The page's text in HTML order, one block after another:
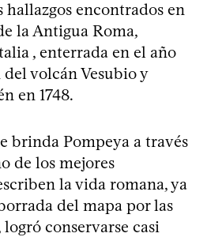
encontrados en
la Antigua Roma,
, enterrada en el año
volcán Vesubio y
en 1748.
brinda Pompeya a través
de los mejores
la vida romana, ya
del mapa por las
conservarse casi